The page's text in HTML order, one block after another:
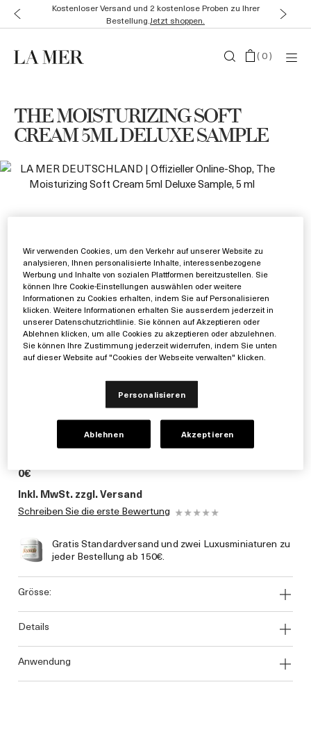
Kostenloser Versand und 2 kostenlose Proben zu Ihrer
Bestellung.Jetzt shoppen.
(0)
THE MOISTURIZING SOFT
CREAM 5ML DELUXE SAMPLE
0€
Inkl. MwSt. zzgl. Versand
Schreiben Sie die erste Bewertung
Gratis Standardversand und zwei Luxusminiaturen zu
jeder Bestellung ab 150€.
grösse:
details
anwendung
Wir verwenden Cookies, um den Verkehr auf unserer Website zu
analysieren, Ihnen personalisierte Inhalte, interessenbezogene
Werbung und Inhalte von sozialen Plattformen bereitzustellen. Sie
können Ihre Cookie-Einstellungen auswählen oder weitere
Informationen zu Cookies erhalten, indem Sie auf Personalisieren
klicken. Weitere Informationen erhalten Sie ausserdem jederzeit in
unserer Datenschutzrichtlinie. Sie können auf Akzeptieren oder
Ablehnen klicken, um alle Cookies zu akzeptieren oder abzulehnen.
Sie können Ihre Zustimmung jederzeit widerrufen, indem Sie unten
auf dieser Website auf "Cookies der Webseite verwalten" klicken.
Personalisieren
Ablehnen Akzeptieren